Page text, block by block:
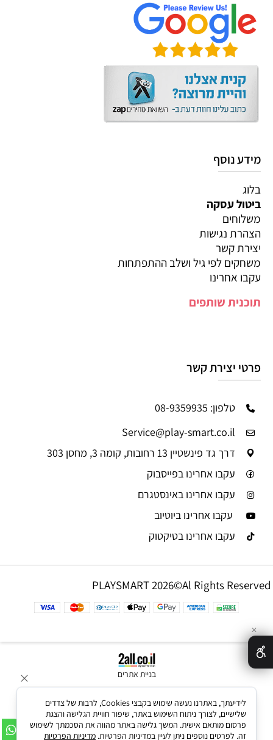
מידע נוסף
בלוג
ביטול עסקה
משלוחים
הצהרת נגישות
יצירת קשר
משחקים לפי גיל ושלב ההתפתחות
עקבו אחרינו
תוכנית שותפים
פרטי יצירת קשר
טלפון: 08-9359935
Service@play-smart.co.il
דרך גד פינשטיין 13 רחובות, קומה 3, מחסן 303
עקבו אחרינו בפייסבוק
עקבו אחרינו באינסטגרם
עקבו אחרינו ביוטיוב
עקבו אחרינו בטיקטוק
PLAYSMART 2026©Al Rights Reserved
בניית אתרים
✕
לידיעתך, באתרנו נעשה שימוש בקבצי Cookies, לרבות של צדדים
שלישיים, לצורך ניתוח השימוש באתר, שיפור חוויית הגלישה והצגת
פרסום מותאם אישית. המשך גלישה באתר מהווה את הסכמתך לשימוש
זה. לפרטים נוספים ניתן לעיין במדיניות הפרטיות. מדיניות הפרטיות